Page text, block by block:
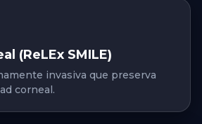
(ReLEx SMILE)
invasiva que preserva
corneal.